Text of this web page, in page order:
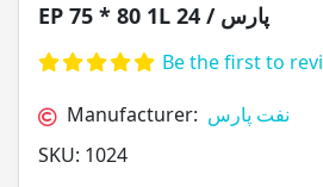
EP 75 * 80 1L پارس / 24
Be the first to
Manufacturer: نفت پارس
SKU: 1024